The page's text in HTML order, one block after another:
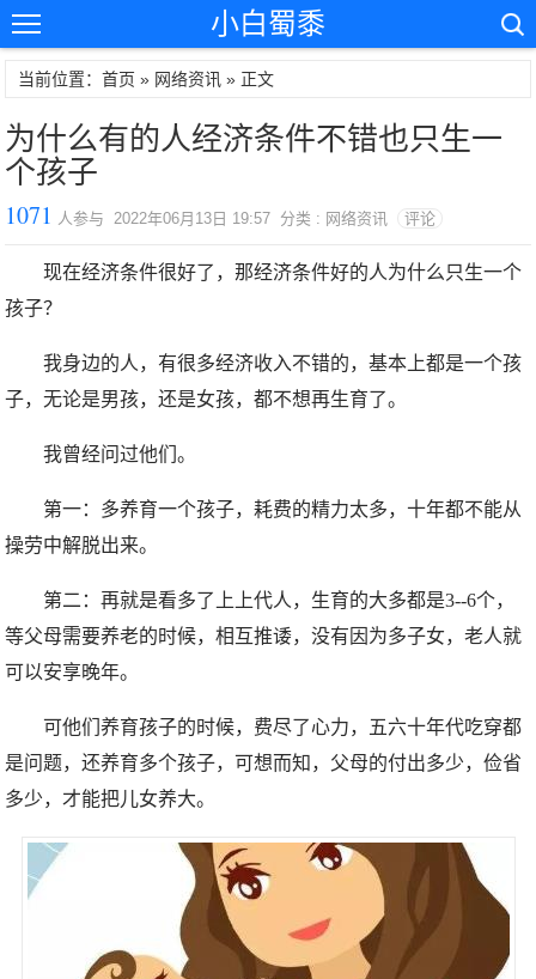
小白蜀黍
当前位置：首页 » 网络资讯 » 正文
为什么有的人经济条件不错也只生一
个孩子
1071 人参与 2022年06月13日 19:57 分类 : 网络资讯 评论
现在经济条件很好了，那经济条件好的人为什么只生一个
孩子？
我身边的人，有很多经济收入不错的，基本上都是一个孩
子，无论是男孩，还是女孩，都不想再生育了。
我曾经问过他们。
第一：多养育一个孩子，耗费的精力太多，十年都不能从
操劳中解脱出来。
第二：再就是看多了上上代人，生育的大多都是3--6个，
等父母需要养老的时候，相互推诿，没有因为多子女，老人就
可以安享晚年。
可他们养育孩子的时候，费尽了心力，五六十年代吃穿都
是问题，还养育多个孩子，可想而知，父母的付出多少，俭省
多少，才能把儿女养大。